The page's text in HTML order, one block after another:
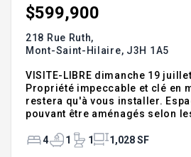
$599,900
218 Rue Ruth,
Mont-Saint-Hilaire, J3H 1A5
VISITE-LIBRE dimanche 19
Propriété impeccable et clé en
restera qu'à vous installer.
pouvant être aménagés selon
répondre à vos attentes. Avec
4 1 1 1,028 SF